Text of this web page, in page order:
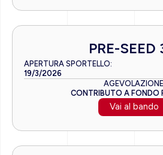
PRE-SEED
APERTURA SPORTELLO:
19/3/2026
CONTRIBUTO A FONDO
Vai al bando